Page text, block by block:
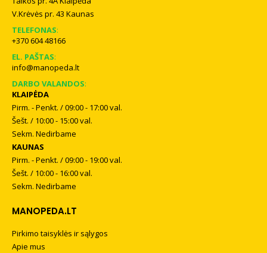
V.Krėvės pr. 43 Kaunas
TELEFONAS:
+370 604 48166
EL. PAŠTAS:
info@manopeda.lt
DARBO VALANDOS:
KLAIPĖDA
Pirm. - Penkt. / 09:00 - 17:00 val.
Šešt. / 10:00 - 15:00 val.
Sekm. Nedirbame
KAUNAS
Pirm. - Penkt. / 09:00 - 19:00 val.
Šešt. / 10:00 - 16:00 val.
Sekm. Nedirbame
MANOPEDA.LT
Pirkimo taisyklės ir sąlygos
Apie mus